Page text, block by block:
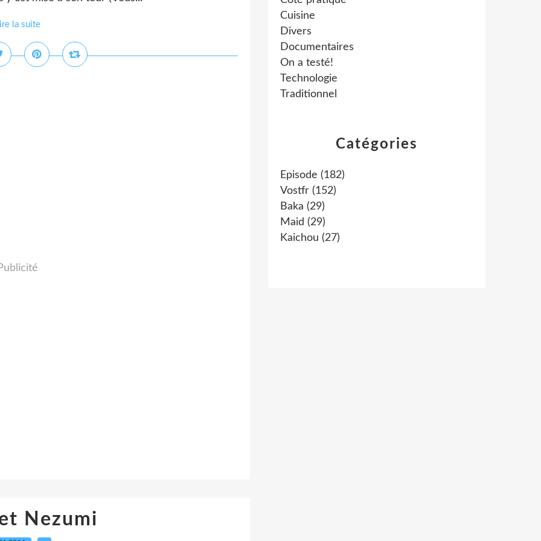
la suite
Nezumi
Catégories
Episode (182)
Vostfr (152)
Baka (29)
Maid (29)
Kaichou (27)
Cuisine
Divers
Documentaires
On a testé!
Technologie
Traditionnel